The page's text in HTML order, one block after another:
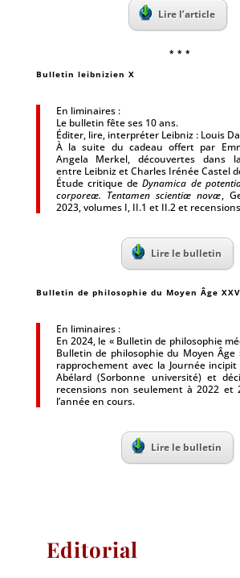
Lire l’article
* * *
Bulletin leibnizien X
En liminaires :
Le bulletin fête ses 10 ans.
Éditer, lire, interpréter Leibniz : Louis
À la suite du cadeau offert par
Angela Merkel, découvertes dans
entre Leibniz et Charles Irénée Castel
Étude critique deDynamica de
corporeæ. Tentamen scientiæ novæ,
2023, volumes I, II.1 et II.2 et
Lire le bulletin
Bulletin de philosophie du Moyen Âge XXV
En liminaires :
En 2024, le « Bulletin de philosophie
Bulletin de philo­sophie du Moyen Âge
rapprochement avec la Journée
Abélard (Sorbonne université) et
recensions non seulement à 2022 et
l’année en cours.
Lire le bulletin
Editorial